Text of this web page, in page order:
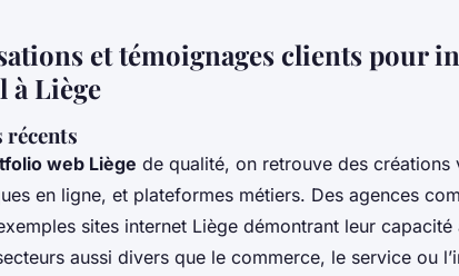
et témoignages clients pour
à Liège
récents
web Liège de qualité, on retrouve des créations
en ligne, et plateformes métiers. Des agences
sites internet Liège démontrant leur capacité
aussi divers que le commerce, le service ou